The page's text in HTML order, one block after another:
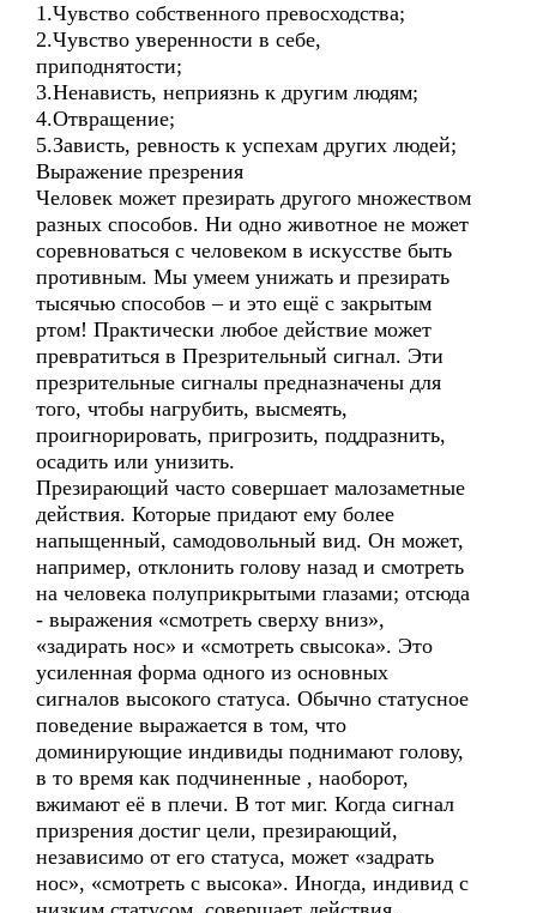
1.Чувство собственного превосходства;
2.Чувство уверенности в себе,
приподнятости;
3.Ненависть, неприязнь к другим людям;
4.Отвращение;
5.Зависть, ревность к успехам других людей;
Выражение презрения
Человек может презирать другого множеством
разных способов. Ни одно животное не может
соревноваться с человеком в искусстве быть
противным. Мы умеем унижать и презирать
тысячью способов – и это ещё с закрытым
ртом! Практически любое действие может
превратиться в Презрительный сигнал. Эти
презрительные сигналы предназначены для
того, чтобы нагрубить, высмеять,
проигнорировать, пригрозить, поддразнить,
осадить или унизить.
Презирающий часто совершает малозаметные
действия. Которые придают ему более
напыщенный, самодовольный вид. Он может,
например, отклонить голову назад и смотреть
на человека полуприкрытыми глазами; отсюда
- выражения «смотреть сверху вниз»,
«задирать нос» и «смотреть свысока». Это
усиленная форма одного из основных
сигналов высокого статуса. Обычно статусное
поведение выражается в том, что
доминирующие индивиды поднимают голову,
в то время как подчиненные , наоборот,
вжимают её в плечи. В тот миг. Когда сигнал
призрения достиг цели, презирающий,
независимо от его статуса, может «задрать
нос», «смотреть с высока». Иногда, индивид с